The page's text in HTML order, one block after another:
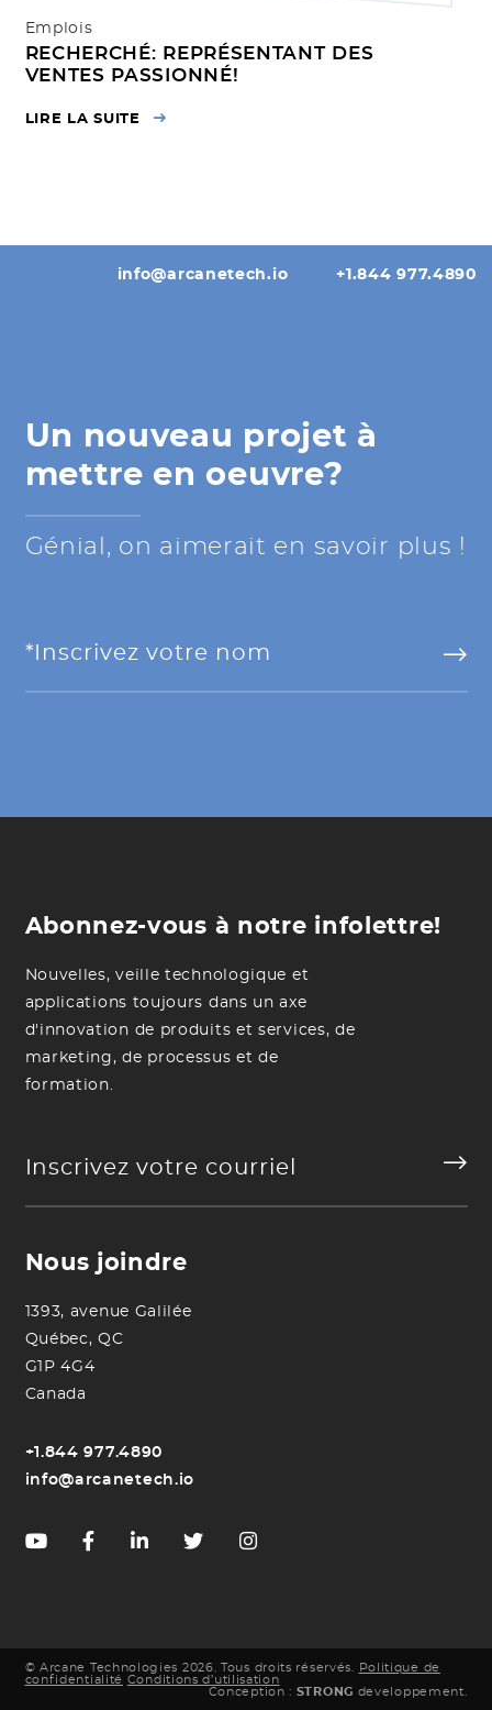
Emplois
RECHERCHÉ: REPRÉSENTANT DES
VENTES PASSIONNÉ!
LIRE LA SUITE
info@arcanetech.io +1.844 977.4890
Un nouveau projet à
mettre en oeuvre?
Génial, on aimerait en savoir plus !
Abonnez-vous à notre infolettre!
Nouvelles, veille technologique et
applications toujours dans un axe
d'innovation de produits et services, de
marketing, de processus et de
formation.
Nous joindre
1393, avenue Galilée
Québec, QC
G1P 4G4
Canada
+1.844 977.4890
info@arcanetech.io
© Arcane Technologies 2026. Tous droits réservés.
Politique de
confidentialité Conditions d’utilisation
Conception : STRONG developpement.